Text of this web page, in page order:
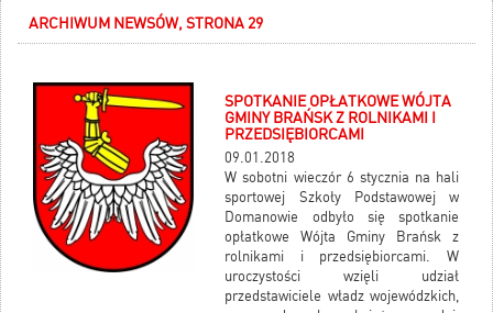
ARCHIWUM NEWSÓW, STRONA 29
SPOTKANIE OPŁATKOWE WÓJTA
GMINY BRAŃSK Z ROLNIKAMI I
PRZEDSIĘBIORCAMI
09.01.2018
W sobotni wieczór 6 stycznia na hali
sportowej Szkoły Podstawowej w
Domanowie odbyło się spotkanie
opłatkowe Wójta Gminy Brańsk z
rolnikami i przedsiębiorcami. W
uroczystości wzięli udział
przedstawiciele władz wojewódzkich,